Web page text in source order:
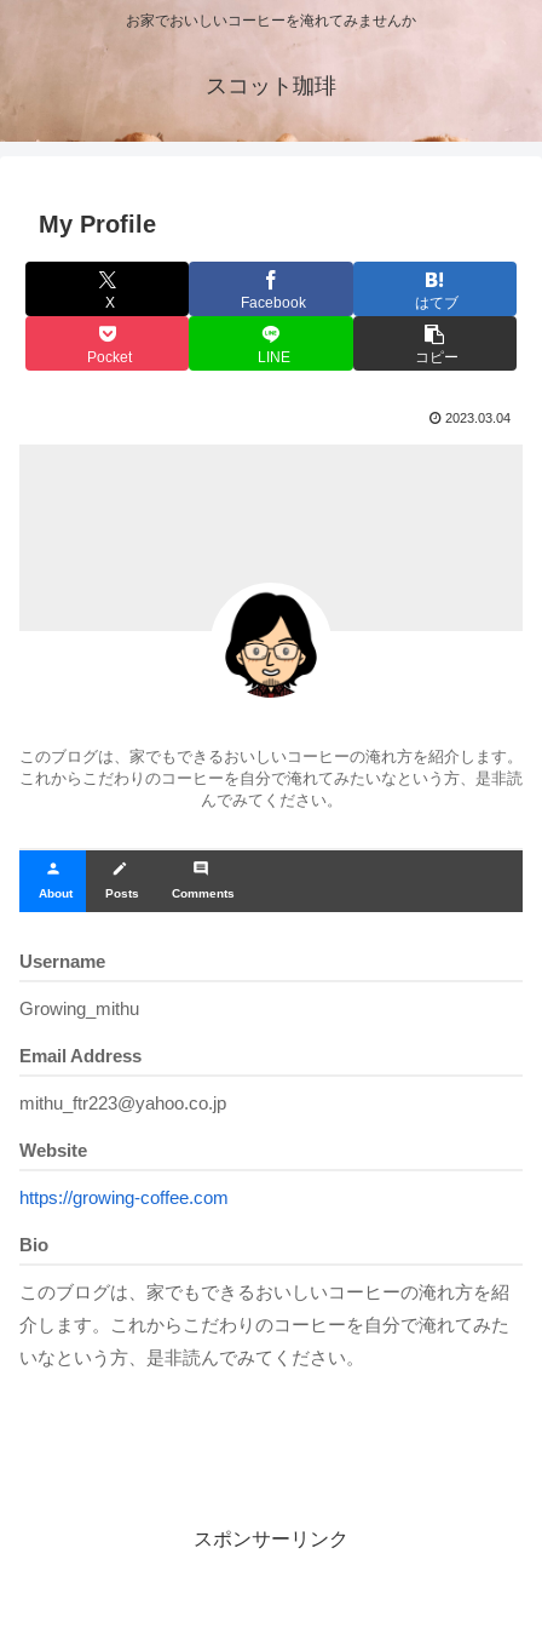
お家でおいしいコーヒーを淹れてみませんか
スコット珈琲
My Profile
X Facebook はてブ
Pocket LINE コピー
2023.03.04
このブログは、家でもできるおいしいコーヒーの淹れ方を紹介します。
これからこだわりのコーヒーを自分で淹れてみたいなという方、是非読
んでみてください。
person
About
create
Posts
comment
Comments
Username
Growing_mithu
Email Address
mithu_ftr223@yahoo.co.jp
Website
https://growing-coffee.com
Bio
このブログは、家でもできるおいしいコーヒーの淹れ方を紹
介します。これからこだわりのコーヒーを自分で淹れてみた
いなという方、是非読んでみてください。
スポンサーリンク